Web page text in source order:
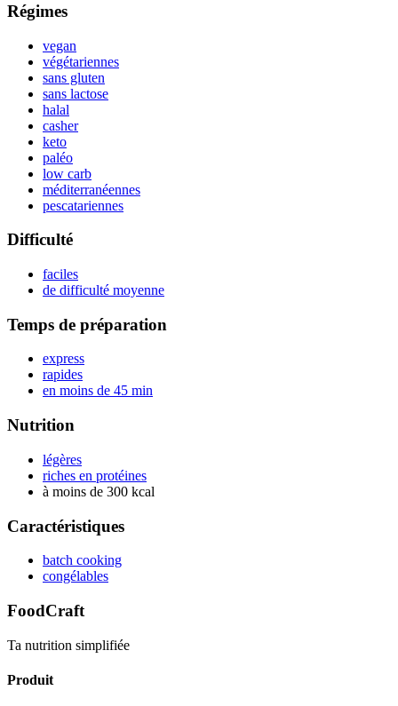
Régimes
vegan
végétariennes
sans gluten
sans lactose
halal
casher
keto
paléo
low carb
méditerranéennes
pescatariennes
Difficulté
faciles
de difficulté moyenne
Temps de préparation
express
rapides
en moins de 45 min
Nutrition
légères
riches en protéines
à moins de 300 kcal
Caractéristiques
batch cooking
congélables
FoodCraft
Ta nutrition simplifiée
Produit